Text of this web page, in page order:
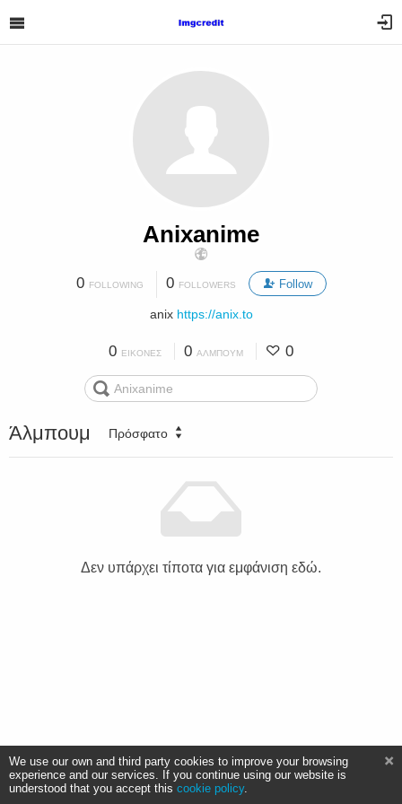
Anixanime
0 FOLLOWING 0 FOLLOWERS Follow
anix https://anix.to
0 ΕΙΚΌΝΕΣ 0 ΆΛΜΠΟΥΜ 0
Άλμπουμ Πρόσφατο
Δεν υπάρχει τίποτα για εμφάνιση εδώ.
We use our own and third party cookies to improve your browsing
experience and our services. If you continue using our website is
understood that you accept this cookie policy.